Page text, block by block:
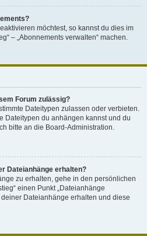
möchtest, so kannst du dies im
– „Abonnements verwalten“ machen.
Forum zulässig?
Dateitypen zulassen oder verbieten.
Dateitypen du anhängen kannst und du
bitte an die Board-Administration.
Dateianhänge erhalten?
zu erhalten, gehe in den persönlichen
einen Punkt „Dateianhänge
Dateianhänge erhalten und diese